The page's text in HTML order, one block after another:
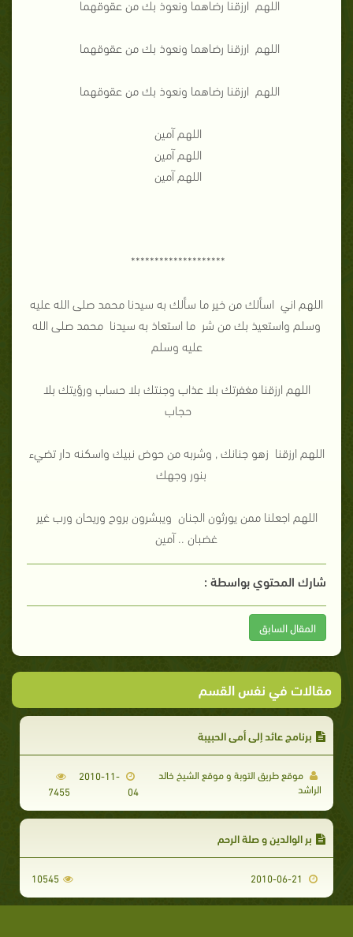
اللهم ارزقنا رضاهما ونعوذ بك من عقوقهما
اللهم ارزقنا رضاهما ونعوذ بك من عقوقهما
اللهم ارزقنا رضاهما ونعوذ بك من عقوقهما
اللهم آمين
اللهم آمين
اللهم آمين
********************
اللهم اني اسألك من خير ما سألك به سيدنا محمد صلى الله عليه
وسلم واستعيذ بك من شر ما استعاذ به سيدنا محمد صلى الله
عليه وسلم
اللهم ارزقنا مغفرتك بلا عذاب وجنتك بلا حساب ورؤيتك بلا
حجاب
اللهم ارزقنا زهو جنانك , وشربه من حوض نبيك واسكنه دار تضيء
بنور وجهك
اللهم اجعلنا ممن يورثون الجنان ويبشرون بروح وريحان ورب غير
غضبان .. آمين
شارك المحتوي بواسطة :
المقال السابق
مقالات في نفس القسم
برنامج عائد إلى أمي الحبيبة
موقع طريق التوبة و موقع الشيخ خالد
الراشد
2010-11-
04
7455
بر الوالدين و صلة الرحم
10545